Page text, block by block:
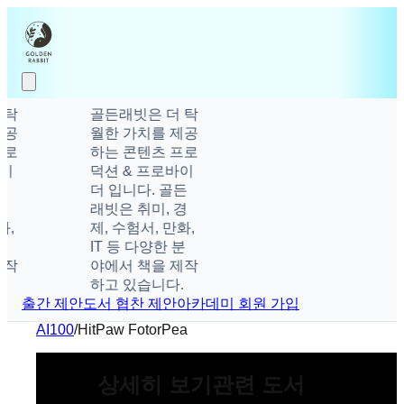
골든래빗은 더 탁
월한 가치를 제공
하는 콘텐츠 프로
덕션 & 프로바이
더 입니다. 골든
래빗은 취미, 경
제, 수험서, 만화,
IT 등 다양한 분
야에서 책을 제작
하고 있습니다.
출간 제안도서 협찬 제안아카데미 회원 가입
AI100/HitPaw FotorPea